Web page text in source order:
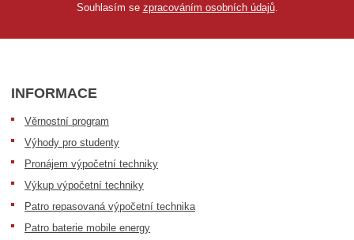
Souhlasím se zpracováním osobních údajů.
INFORMACE
Věrnostní program
Výhody pro studenty
Pronájem výpočetní techniky
Výkup výpočetní techniky
Patro repasovaná výpočetní technika
Patro baterie mobile energy